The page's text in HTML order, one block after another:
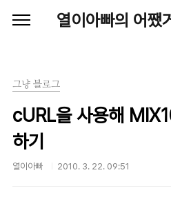
열이아빠의 어쨌
그냥 블로그
cURL을 사용해
하기
열이아빠 2010. 3. 22. 09:51